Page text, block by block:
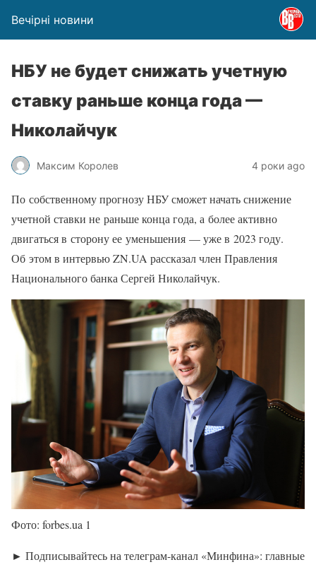
Вечірні новини
НБУ не будет снижать учетную
ставку раньше конца года —
Николайчук
Максим Королев 4 роки ago
По собственному прогнозу НБУ сможет начать снижение
учетной ставки не раньше конца года, а более активно
двигаться в сторону ее уменьшения — уже в 2023 году.
Об этом в интервью ZN.UA рассказал член Правления
Национального банка Сергей Николайчук.
Фото: forbes.ua 1
► Подписывайтесь на телеграм-канал «Минфина»: главные